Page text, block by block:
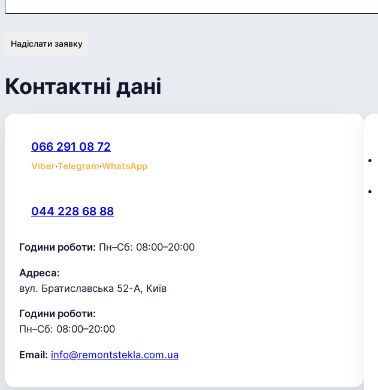
Надіслати заявку
Контактні дані
066 291 08 72
Viber·Telegram·WhatsApp
044 228 68 88
Години роботи: Пн–Сб: 08:00–20:00
Адреса:
вул. Братиславська 52-А, Київ
Години роботи:
Пн–Сб: 08:00–20:00
Email: info@remontstekla.com.ua